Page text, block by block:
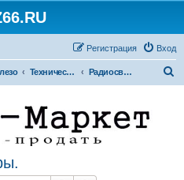
Вход
Регистрация
Технический форум Радиосвязь, навигаторы.